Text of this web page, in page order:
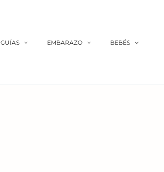
GUÍAS EMBARAZO BEBÉS